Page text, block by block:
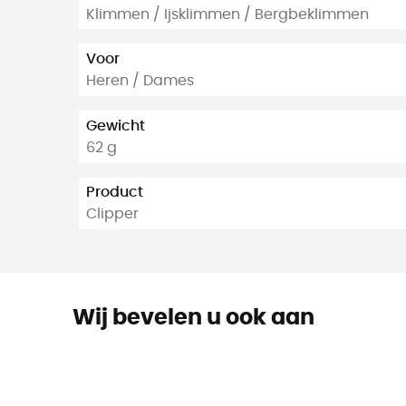
Klimmen / Ijsklimmen / Bergbeklimmen
Voor
Heren / Dames
Gewicht
62 g
Product
Clipper
Wij bevelen u ook aan